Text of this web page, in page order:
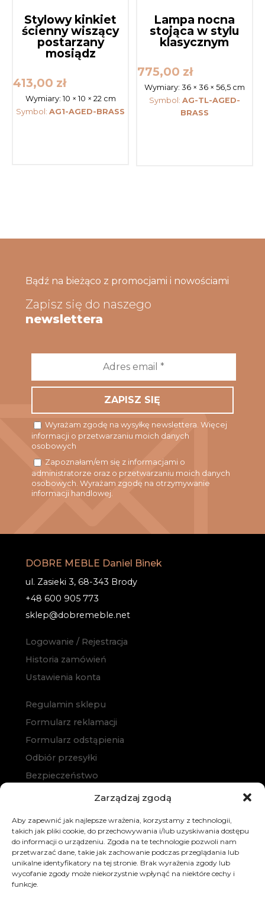
Zarządzaj zgodą
Aby zapewnić jak najlepsze wrażenia, korzystamy z technologii,
takich jak pliki cookie, do przechowywania i/lub uzyskiwania dostępu
do informacji o urządzeniu. Zgoda na te technologie pozwoli nam
przetwarzać dane, takie jak zachowanie podczas przeglądania lub
unikalne identyfikatory na tej stronie. Brak wyrażenia zgody lub
wycofanie zgody może niekorzystnie wpłynąć na niektóre cechy i
funkcje.
Stylowy kinkiet
ścienny wiszący
postarzany
mosiądz
413,00 zł
Wymiary: 10 × 10 × 22 cm
Symbol:AG1-AGED-BRASS
Lampa nocna
stojąca w stylu
klasycznym
775,00 zł
Wymiary: 36 × 36 × 56,5 cm
Symbol: AG-TL-AGED-
BRASS
Bądź na bieżąco z promocjami i nowościami
Zapisz się do naszego
newslettera
*
Wyrażam zgodę na wysyłkę newslettera. Więcej
informacji o przetwarzaniu moich danych
osobowych
Zapoznałam/em się z informacjami o
administratorze oraz o przetwarzaniu moich danych
osobowych. Wyrażam zgodę na otrzymywanie
informacji handlowej.
DOBRE MEBLE Daniel Binek
ul. Zasieki 3, 68-343 Brody
+48 600 905 773
sklep@dobremeble.net
Logowanie / Rejestracja
Historia zamówień
Ustawienia konta
Regulamin sklepu
Formularz reklamacji
Formularz odstąpienia
Odbiór przesyłki
Bezpieczeństwo
Polityka prywatności
Zakup na raty
Kontakt